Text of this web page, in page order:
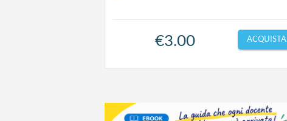
€3.00 ACQUISTA